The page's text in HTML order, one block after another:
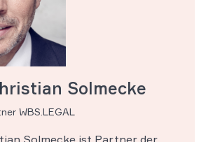
Solmecke
WBS.LEGAL
Solmecke ist Partner der